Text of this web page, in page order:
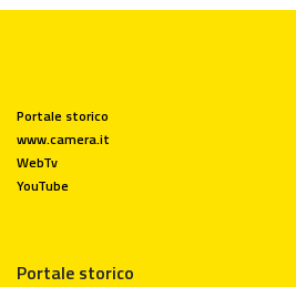
Portale storico
www.camera.it
WebTv
YouTube
Portale storico